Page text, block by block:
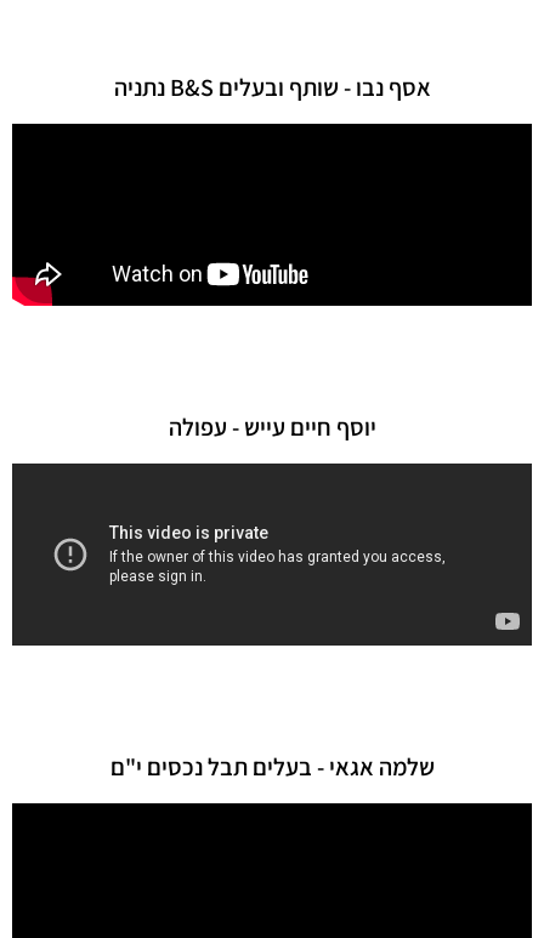
אסף נבו - שותף ובעלים B&S נתניה
יוסף חיים עייש - עפולה
שלמה אגאי - בעלים תבל נכסים י"ם